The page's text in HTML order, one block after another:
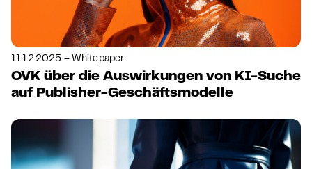
11.12.2025 – Whitepaper
OVK über die Auswirkungen von KI-Suche
auf Publisher-Geschäftsmodelle